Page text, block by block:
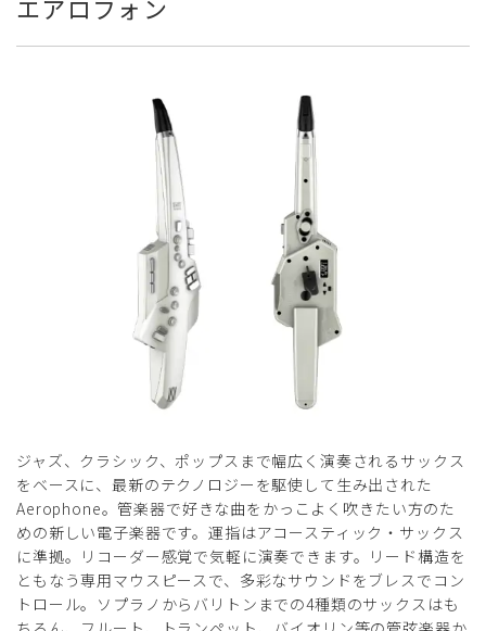
エアロフォン
ジャズ、クラシック、ポップスまで幅広く演奏されるサックス
をベースに、最新のテクノロジーを駆使して生み出された
Aerophone。管楽器で好きな曲をかっこよく吹きたい方のた
めの新しい電子楽器です。運指はアコースティック・サックス
に準拠。リコーダー感覚で気軽に演奏できます。リード構造を
ともなう専用マウスピースで、多彩なサウンドをブレスでコン
トロール。ソプラノからバリトンまでの4種類のサックスはも